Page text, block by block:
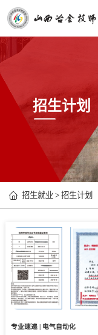
招生计划
招生就业> 招生计划
专业速递 | 电气自动化